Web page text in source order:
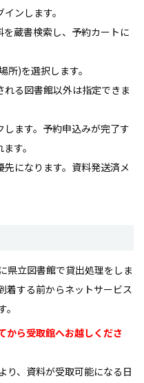
ンします。
蔵書検索し、予約カートに
所)を選択します。
る図書館以外は指定できま
します。予約申込みが完了す
す。
になります。資料発送済メ
県立図書館で貸出処理をしま
着する前からネットサービス
から受取館へお越しくださ
、資料が受取可能になる日